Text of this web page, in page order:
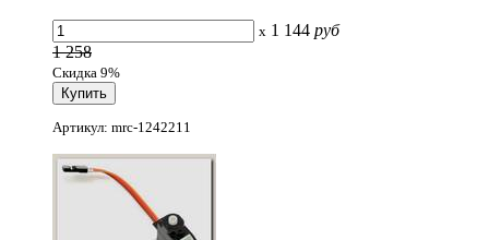
x 1 144 руб
1 258
Скидка 9%
Артикул: mrc-1242211